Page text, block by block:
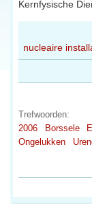
Kernfysische
nucleaire
Trefwoorden:
2006
Borssele
Ongelukken